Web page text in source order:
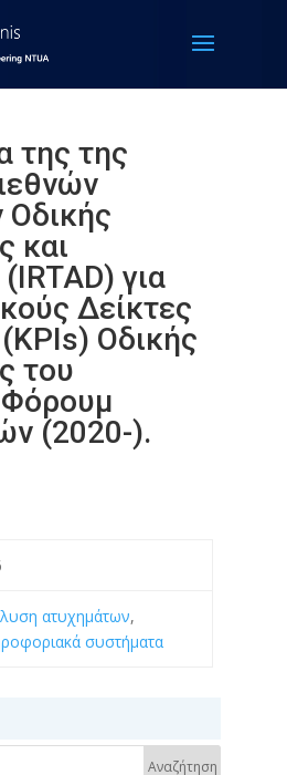
της της
Οδικής
και
για
Δείκτες
Οδικής
του
(2020-).
ατυχημάτων,
συστήματα